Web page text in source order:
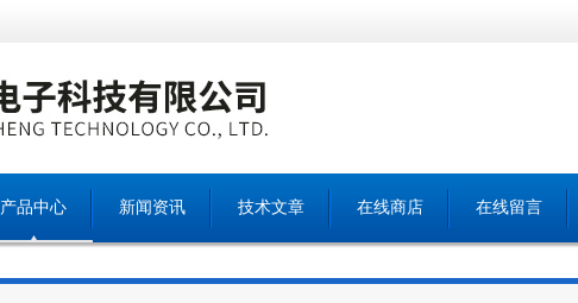
产品中心 新闻资讯 技术文章 在线商店 在线留言